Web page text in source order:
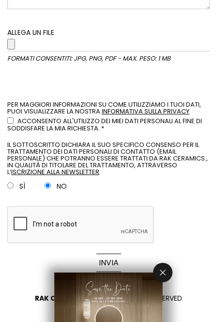
ALLEGA UN FILE
FORMATI CONSENTITI: JPG, PNG, PDF - MAX. PESO: 1 MB
PER MAGGIORI INFORMAZIONI SU COME UTILIZZIAMO I TUOI DATI,
PUOI VISUALIZZARE LA NOSTRAINFORMATIVA SULLA PRIVACY
ACCONSENTO ALL'UTILIZZO DEI MIEI DATI PERSONALI AL FINE DI
SODDISFARE LA MIA RICHIESTA. *
IL SOTTOSCRITTO DICHIARA IL SUO SPECIFICO CONSENSO PER IL
TRATTAMENTO DEI DATI PERSONALI DI CONTATTO (EMAIL
PERSONALE) CHE POTRANNO ESSERE TRATTATI DA RAK CERAMICS.,
IN QUALITÀ DI TITOLARE DEL TRATTAMENTO, ATTRAVERSO
L’ISCRIZIONE ALLA NEWSLETTER.
SÌ NO
INVIA
RAK CERAMICS 2026- ALL RIGHTS RESERVED
PRIVACY